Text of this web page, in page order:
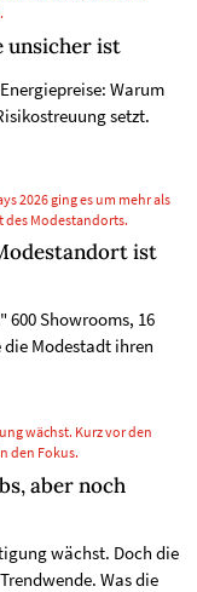
unsicher ist
Warum
setzt.
2026 ging es um mehr als
des Modestandorts.
ist
600 Showrooms, 16
Modestadt ihren
wächst. Kurz vor den
den Fokus.
aber noch
wächst. Doch die
Was die